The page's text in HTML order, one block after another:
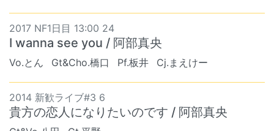
2017 NF1日目 13:00 24
I wanna see you / 阿部真央
Vo.とん Gt&Cho.橋口 Pf.板井 Cj.まえけー
2014 新歓ライブ#3 6
貴方の恋人になりたいのです / 阿部真央